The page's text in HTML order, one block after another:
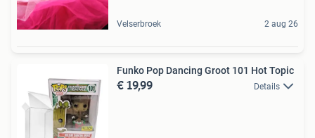
Velserbroek 2 aug 26
Funko Pop Dancing Groot 101 Hot Topic
€ 19,99 Details